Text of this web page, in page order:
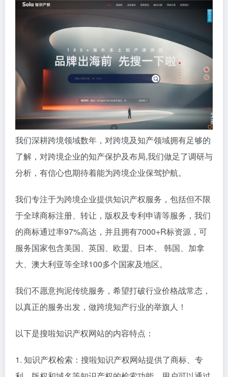
我们深耕跨境领域数年，对跨境及知产领域拥有足够的
了解，对跨境企业的知产保护及布局,我们做足了调研与
分析，有信心也期待着能为跨境企业保驾护航。
我们专注于为跨境企业提供知识产权服务，包括但不限
于全球商标注册、转让，版权及专利申请等服务，我们
的商标通过率97%高达，并且拥有7000+R标资源，可
服务国家包含美国、英国、欧盟、日本、 韩国、加拿
大、澳大利亚等全球100多个国家及地区。
我们不愿意拘泥传统服务，希望打破行业价格战常态，
以真正的服务出发，做跨境知产行业的举旗人！
以下是搜啦知识产权网站的内容特点：
1. 知识产权检索：搜啦知识产权网站提供了商标、专